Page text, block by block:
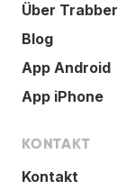
Über Trabber
Blog
App Android
App iPhone
KONTAKT
Kontakt